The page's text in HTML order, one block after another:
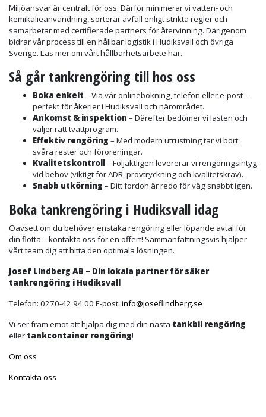
Miljöansvar är centralt för oss. Därför minimerar vi vatten- och
kemikalieanvändning, sorterar avfall enligt strikta regler och
samarbetar med certifierade partners för återvinning. Därigenom
bidrar vår process till en hållbar logistik i Hudiksvall och övriga
Sverige. Läs mer om vårt hållbarhetsarbete här.
Så går tankrengöring till hos oss
Boka enkelt – Via vår onlinebokning, telefon eller e-post –
perfekt för åkerier i Hudiksvall och närområdet.
Ankomst & inspektion – Därefter bedömer vi lasten och
väljer rätt tvättprogram.
Effektiv rengöring – Med modern utrustning tar vi bort
svåra rester och föroreningar.
Kvalitetskontroll– Följaktligen levererar vi rengöringsintyg
vid behov (viktigt för ADR, provtryckning och kvalitetskrav).
Snabb utkörning – Ditt fordon är redo för väg snabbt igen.
Boka tankrengöring i Hudiksvall idag
Oavsett om du behöver enstaka rengöring eller löpande avtal för
din flotta – kontakta oss för en offert! Sammanfattningsvis hjälper
vårt team dig att hitta den optimala lösningen.
Josef Lindberg AB – Din lokala partner för säker
tankrengöring i Hudiksvall
Telefon: 0270-42 94 00 E-post: info@joseflindberg.se
Vi ser fram emot att hjälpa dig med din nästa tankbil rengöring
eller tankcontainer rengöring!
Om oss
Kontakta oss